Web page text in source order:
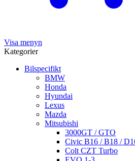
Visa menyn
Kategorier
Bilspecifikt
BMW
Honda
Hyundai
Lexus
Mazda
Mitsubishi
3000GT / GTO
Civic B16 / B18 /
Colt CZT Turbo